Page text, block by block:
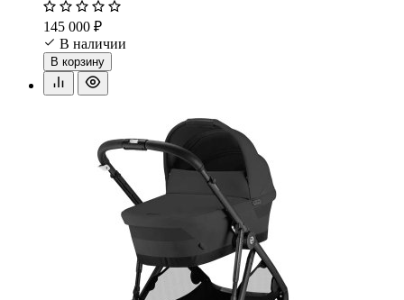
145 000 ₽
В наличии
В корзину